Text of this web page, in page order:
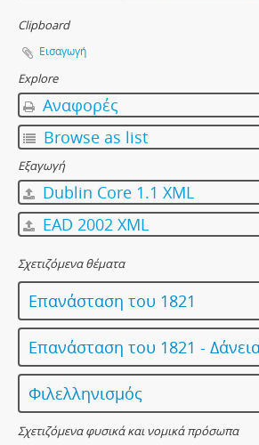
Clipboard
Εισαγωγή
Explore
Αναφορές
Browse as list
Εξαγωγή
Dublin Core 1.1 XML
EAD 2002 XML
Σχετιζόμενα θέματα
Επανάσταση του 1821
Επανάσταση του 1821 -
Φιλελληνισμός
Σχετιζόμενα φυσικά και νομικά πρόσωπα